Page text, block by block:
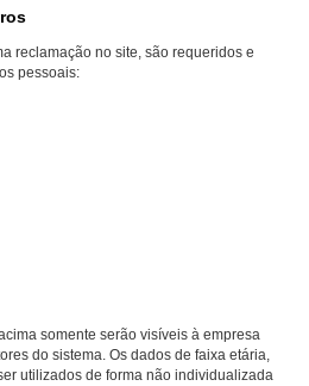
reclamação no site, são requeridos e
pessoais:
somente serão visíveis à empresa
do sistema. Os dados de faixa etária,
utilizados de forma não individualizada